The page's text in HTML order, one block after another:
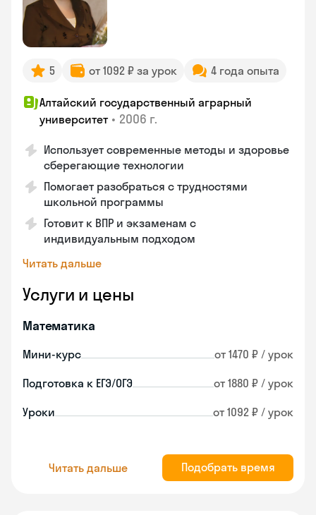
5 от 1092 ₽ за урок 4 года опыта
Алтайский государственный аграрный
университет • 2006 г.
Использует современные методы и здоровье
сберегающие технологии
Помогает разобраться с трудностями
школьной программы
Готовит к ВПР и экзаменам с
индивидуальным подходом
Читать дальше
Услуги и цены
Математика
Мини-курс от 1470 ₽ / урок
Подготовка к ЕГЭ/ОГЭ от 1880 ₽ / урок
Уроки от 1092 ₽ / урок
Читать дальше Подобрать время